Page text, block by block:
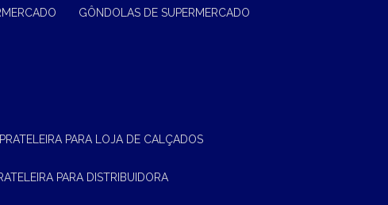
GÔNDOLAS DE SUPERMERCADO
PRATELEIRA PARA LOJA DE CALÇADOS
PARA DISTRIBUIDORA